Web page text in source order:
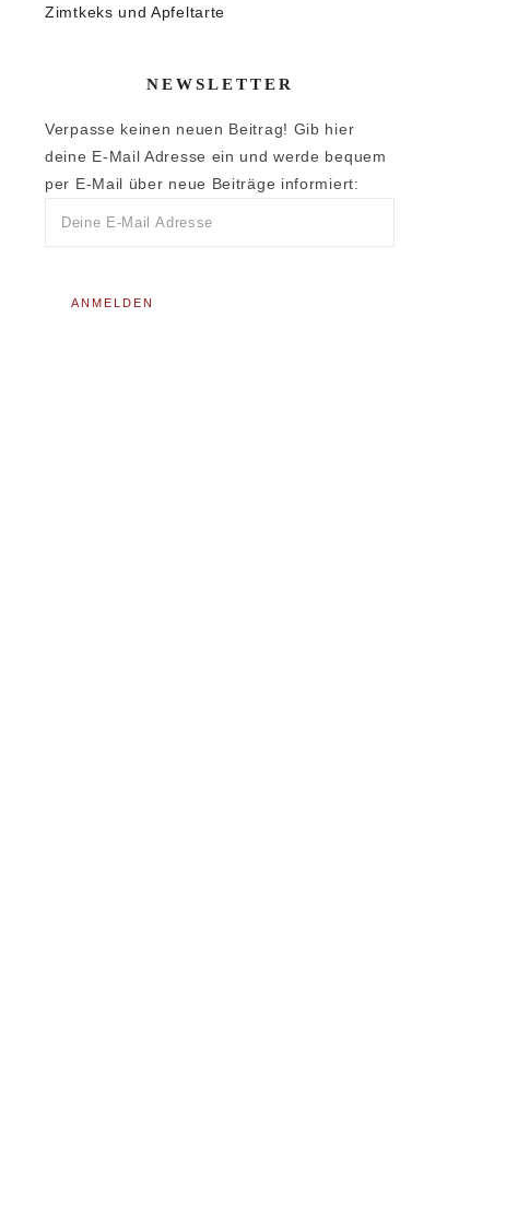
Zimtkeks und Apfeltarte
NEWSLETTER
Verpasse keinen neuen Beitrag! Gib hier
deine E-Mail Adresse ein und werde bequem
per E-Mail über neue Beiträge informiert: